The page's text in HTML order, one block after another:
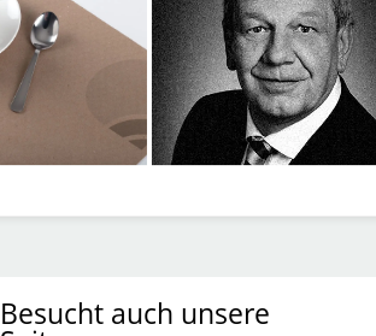
Besucht auch unsere